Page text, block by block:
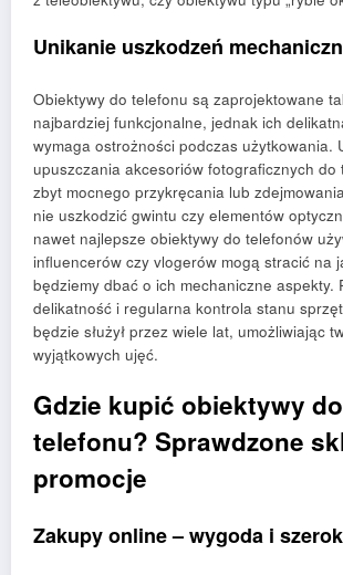
Unikanie uszkodzeń
Obiektywy do telefonu są zaprojektowane
najbardziej funkcjonalne, jednak ich
wymaga ostrożności podczas użytkowania.
upuszczania akcesoriów fotograficznych do
zbyt mocnego przykręcania lub
nie uszkodzić gwintu czy elementów
nawet najlepsze obiektywy do telefonów
influencerów czy vlogerów mogą stracić na
będziemy dbać o ich mechaniczne aspekty.
delikatność i regularna kontrola stanu
będzie służył przez wiele lat, umożliwiając
wyjątkowych ujęć.
Gdzie kupić obiektywy do
telefonu? Sprawdzone
promocje
Zakupy online – wygoda i